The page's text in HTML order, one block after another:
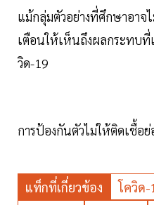
แม้กลุ่มตัวอย่างที่ศึกษาอา
เตือนให้เห็นถึงผลกระทบที่
วิด-19
การป้องกันตัวไม่ให้ติดเชื้อ
แท็กที่เกี่ยวข้อง โควิด-